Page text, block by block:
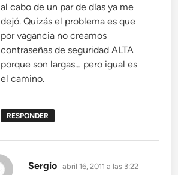
al cabo de un par de días ya me
dejó. Quizás el problema es que
por vagancia no creamos
contraseñas de seguridad ALTA
porque son largas… pero igual es
el camino.
RESPONDER
Sergio dice:
abril 16, 2011 a las 3:22